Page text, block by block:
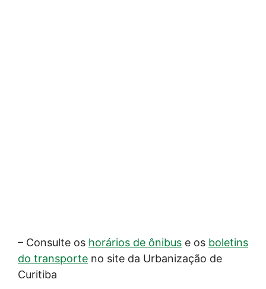
– Consulte os horários de ônibus e os boletins
do transporte no site da Urbanização de
Curitiba